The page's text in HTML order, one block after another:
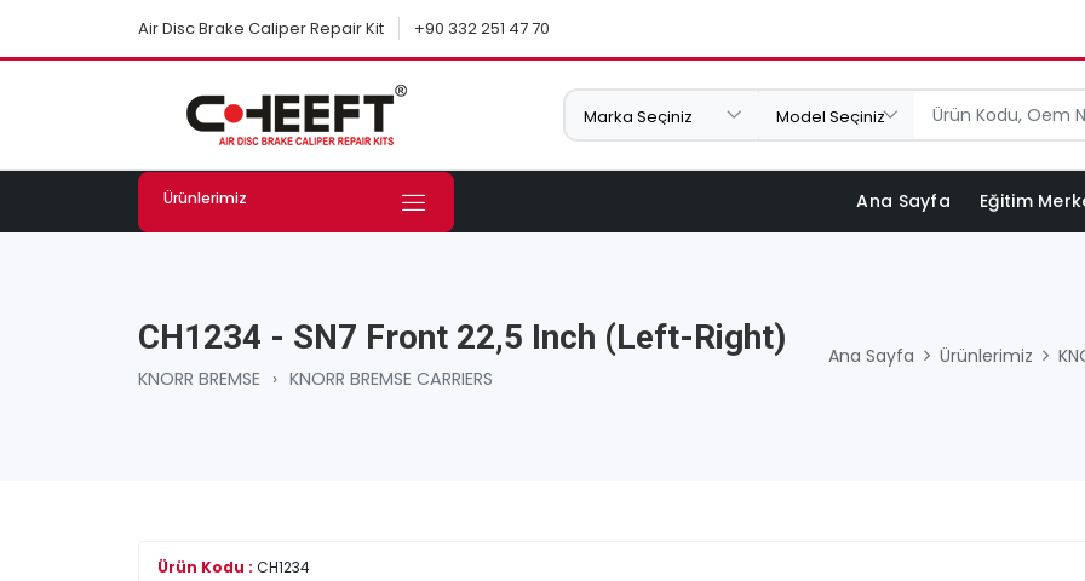
Air Disc Brake Caliper Repair Kit +90 332 251 47 70
Ürünlerimiz Ana Sayfa Eğitim
CH1234 - SN7 Front 22,5 Inch (Left-Right)
KNORR BREMSE › KNORR BREMSE CARRIERS
Ana Sayfa Ürünlerimiz
Ürün Kodu : CH1234